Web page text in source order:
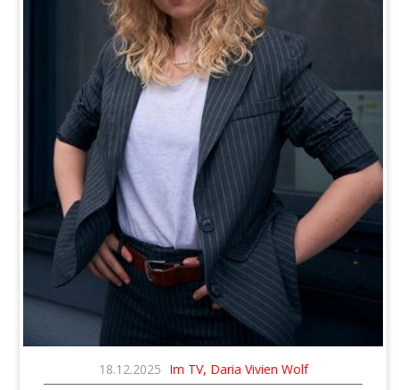
18.12.2025 Im TV, Daria Vivien Wolf